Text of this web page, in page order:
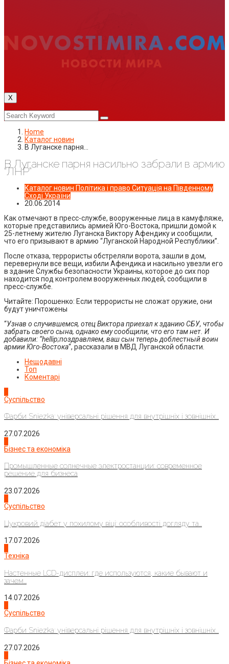
X
Home
Каталог новин
В Луганске парня…
В Луганске парня насильно забрали в армию
“ЛНР”
Каталог новин Політика і право Ситуація на Південному
Сході України
20.06.2014
Как отмечают в пресс-службе, вооруженные лица в камуфляже,
которые представились армией Юго-Востока, пришли домой к
25-летнему жителю Луганска Виктору Афендику и сообщили,
что его призывают в армию “Луганской Народной Республики”.
После отказа, террористы обстреляли ворота, зашли в дом,
перевернули все вещи, избили Афендика и насильно увезли его
в здание Службы безопасности Украины, которое до сих пор
находится под контролем вооруженных людей, сообщили в
пресс-службе.
Читайте: Порошенко: Если террористы не сложат оружие, они
будут уничтожены
“Узнав о случившемся, отец Виктора приехал к зданию СБУ, чтобы
забрать своего сына, однако ему сообщили, что его там нет. И
добавили: “hellip;поздравляем, ваш сын теперь доблестный воин
армии Юго-Востока“, рассказали в МВД Луганской области.
Нещодавні
Топ
Коментарі
Суспільство
Фарби Sniezka: універсальні рішення для внутрішніх і зовнішніх...
27.07.2026
Бізнес та економіка
Промышленные солнечные электростанции: современное
решение для бизнеса
23.07.2026
Суспільство
Цукровий діабет у похилому віці: особливості догляду та...
17.07.2026
Техніка
Настенные LCD-дисплеи: где используются, какие бывают и
зачем...
14.07.2026
Суспільство
Фарби Sniezka: універсальні рішення для внутрішніх і зовнішніх...
27.07.2026